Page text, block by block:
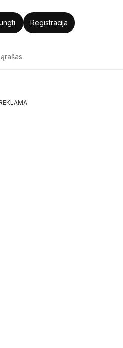
Registracija